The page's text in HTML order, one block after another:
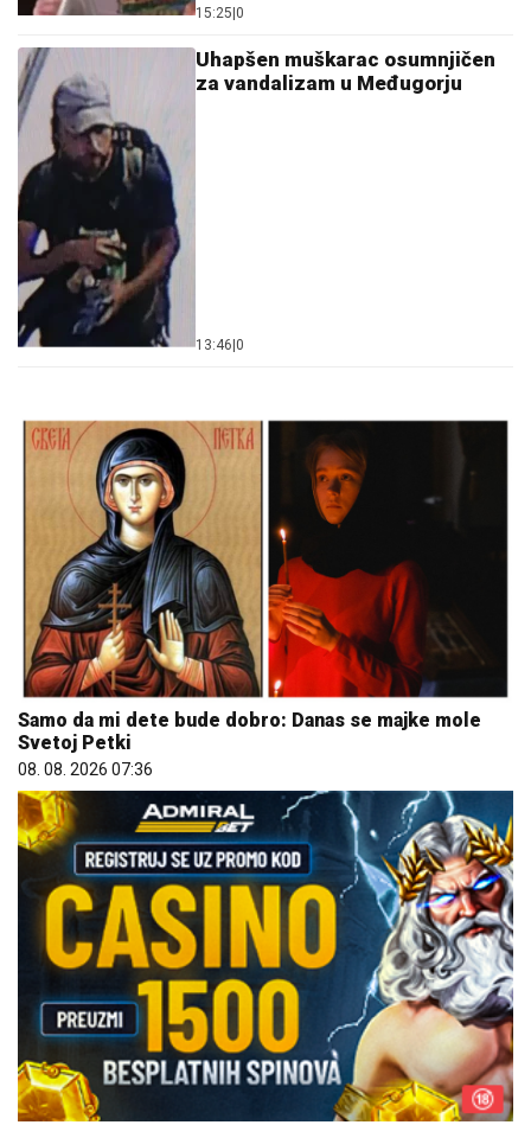
15:25 0
Uhapšen muškarac osumnjičen
za vandalizam u Međugorju
13:46 0
Samo da mi dete bude dobro: Danas se majke mole
Svetoj Petki
08. 08. 2026 07:36